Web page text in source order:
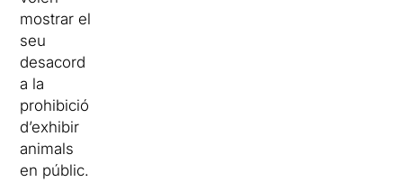
mostrar el
seu
desacord
a la
prohibició
d’exhibir
animals
en públic.